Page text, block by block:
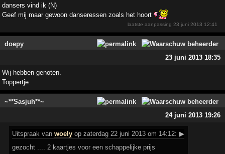
dansers vind ik (N)
Geef mij maar gewoon danseressen zoals het hoort
laatste aanpassing23 juni 2013 12:41
doepy
23 juni 2013 18:35
Wij hebben genoten.
Toppertje.
~**Sasjuh**~
24 juni 2013 19:26
Uitspraak vanwoely op zaterdag 22 juni 2013 om 14:12: ▶
gezocht .... 2 kaartjes voor een schappelijke prijs